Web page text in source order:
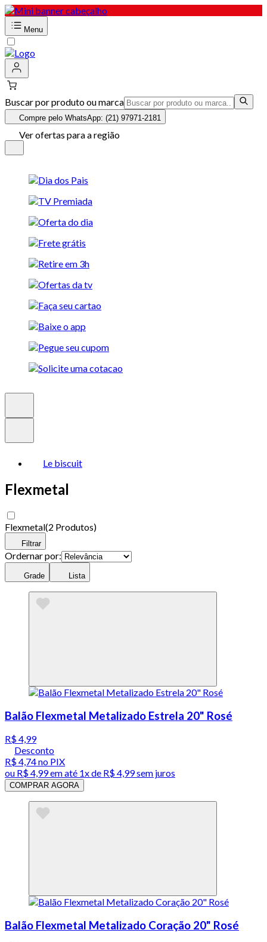
Menu
Buscar por produto ou marca
Compre pelo WhatsApp: (21) 97971-2181
Ver ofertas para a região
Le biscuit
Flexmetal
Flexmetal(2 Produtos)
Filtrar
Ordernar por:
Grade Lista
Balão Flexmetal Metalizado Estrela 20" Rosé
R$ 4,99
Desconto
R$ 4,74no PIX
ou R$ 4,99em até 1x de R$ 4,99sem juros
COMPRAR AGORA
Balão Flexmetal Metalizado Coração 20" Rosé